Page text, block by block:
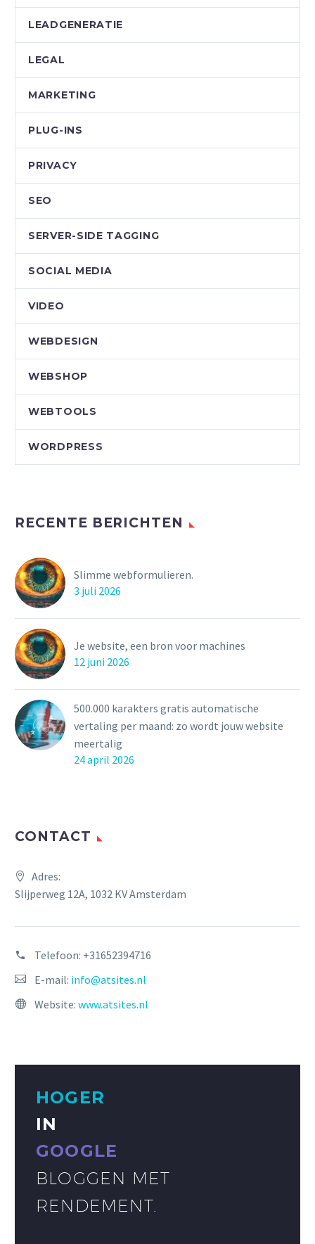
LEADGENERATIE
LEGAL
MARKETING
PLUG-INS
PRIVACY
SEO
SERVER-SIDE TAGGING
SOCIAL MEDIA
VIDEO
WEBDESIGN
WEBSHOP
WEBTOOLS
WORDPRESS
RECENTE BERICHTEN
Slimme webformulieren.
3 juli 2026
Je website, een bron voor machines
12 juni 2026
500.000 karakters gratis automatische
vertaling per maand: zo wordt jouw website
meertalig
24 april 2026
CONTACT
Adres:
Slijperweg 12A, 1032 KV Amsterdam
Telefoon: +31652394716
E-mail: info@atsites.nl
Website: www.atsites.nl
HOGER
IN
GOOGLE
BLOGGEN MET
RENDEMENT.